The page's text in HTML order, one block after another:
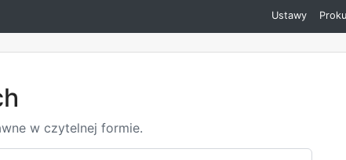
Ustawy
w czytelnej formie.